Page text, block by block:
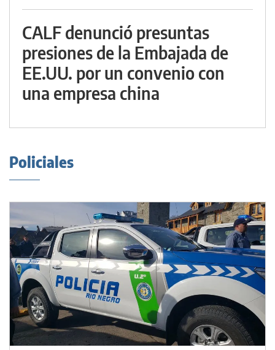
CALF denunció presuntas
presiones de la Embajada de
EE.UU. por un convenio con
una empresa china
Policiales